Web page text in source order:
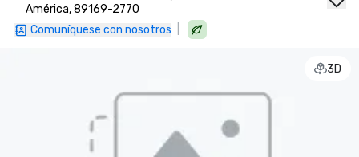
América, 89169-2770
Comuníquese con nosotros
3D